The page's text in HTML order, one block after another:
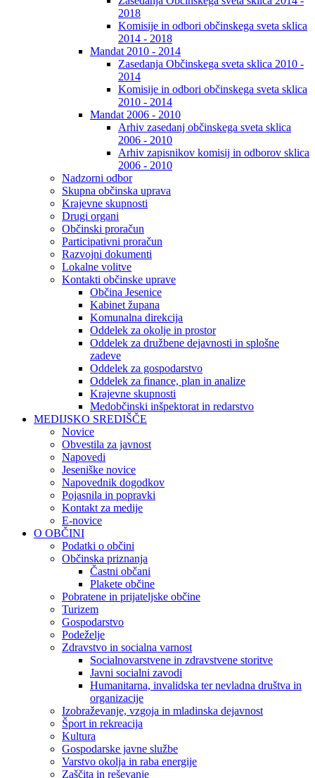
2018
Komisije in odbori občinskega sveta sklica
2014 - 2018
Mandat 2010 - 2014
Zasedanja Občinskega sveta sklica 2010 -
2014
Komisije in odbori občinskega sveta sklica
2010 - 2014
Mandat 2006 - 2010
Arhiv zasedanj občinskega sveta sklica
2006 - 2010
Arhiv zapisnikov komisij in odborov sklica
2006 - 2010
Nadzorni odbor
Skupna občinska uprava
Krajevne skupnosti
Drugi organi
Občinski proračun
Participativni proračun
Razvojni dokumenti
Lokalne volitve
Kontakti občinske uprave
Občina Jesenice
Kabinet župana
Komunalna direkcija
Oddelek za okolje in prostor
Oddelek za družbene dejavnosti in splošne
zadeve
Oddelek za gospodarstvo
Oddelek za finance, plan in analize
Krajevne skupnosti
Medobčinski inšpektorat in redarstvo
MEDIJSKO SREDIŠČE
Novice
Obvestila za javnost
Napovedi
Jeseniške novice
Napovednik dogodkov
Pojasnila in popravki
Kontakt za medije
E-novice
O OBČINI
Podatki o občini
Občinska priznanja
Častni občani
Plakete občine
Pobratene in prijateljske občine
Turizem
Gospodarstvo
Podeželje
Zdravstvo in socialna varnost
Socialnovarstvene in zdravstvene storitve
Javni socialni zavodi
Humanitarna, invalidska ter nevladna društva in
organizacije
Izobraževanje, vzgoja in mladinska dejavnost
Šport in rekreacija
Kultura
Gospodarske javne službe
Varstvo okolja in raba energije
Zaščita in reševanje